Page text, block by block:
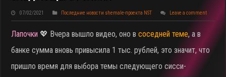
07/02/2021 Последние новости shemale-проекта NST Leave a comment
Лапочки 💖 Вчера вышло видео, оно всоседней теме, а в
банке сумма вновь привысила 1 тыс. рублей, это значит, что
пришло время для выбора темы следующего сисси-